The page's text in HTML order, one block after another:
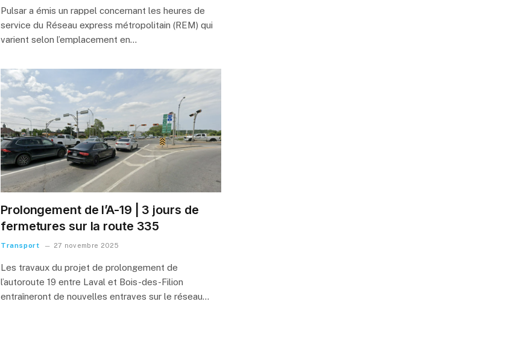
Pulsar a émis un rappel concernant les heures de
service du Réseau express métropolitain (REM) qui
varient selon l’emplacement en…
Prolongement de l’A-19 | 3 jours de
fermetures sur la route 335
Transport 27 novembre 2025
Les travaux du projet de prolongement de
l’autoroute 19 entre Laval et Bois-des-Filion
entraîneront de nouvelles entraves sur le réseau…